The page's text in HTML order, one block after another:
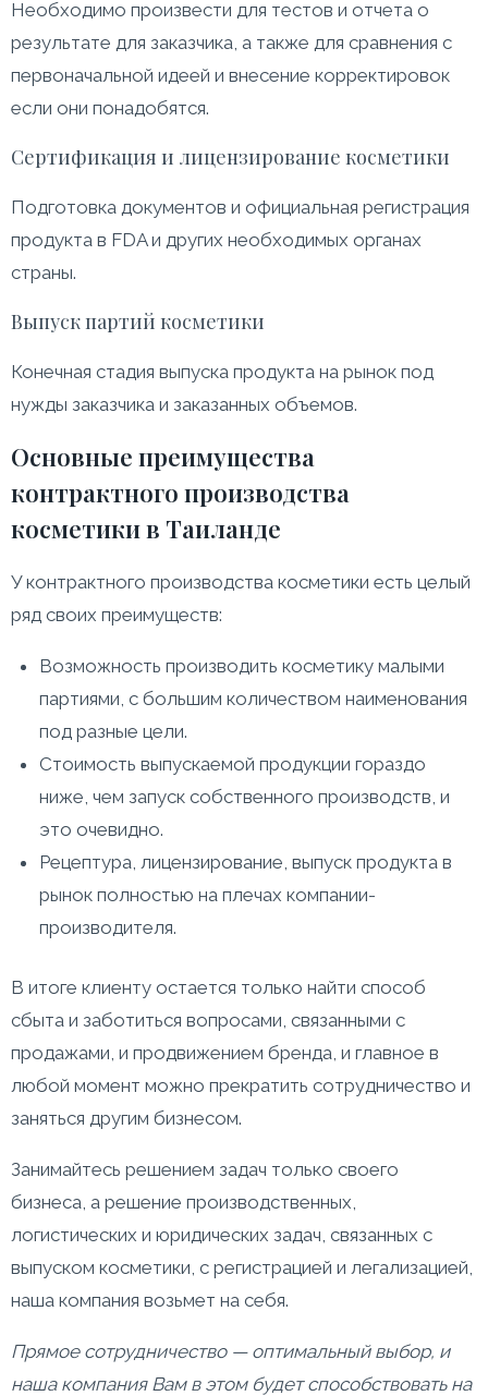
Необходимо произвести для тестов и отчета о
результате для заказчика, а также для сравнения с
первоначальной идеей и внесение корректировок
если они понадобятся.
Сертификация и лицензирование косметики
Подготовка документов и официальная регистрация
продукта в FDA и других необходимых органах
страны.
Выпуск партий косметики
Конечная стадия выпуска продукта на рынок под
нужды заказчика и заказанных объемов.
Основные преимущества
контрактного производства
косметики в Таиланде
У контрактного производства косметики есть целый
ряд своих преимуществ:
Возможность производить косметику малыми
партиями, с большим количеством наименования
под разные цели.
Стоимость выпускаемой продукции гораздо
ниже, чем запуск собственного производств, и
это очевидно.
Рецептура, лицензирование, выпуск продукта в
рынок полностью на плечах компании-
производителя.
В итоге клиенту остается только найти способ
сбыта и заботиться вопросами, связанными с
продажами, и продвижением бренда, и главное в
любой момент можно прекратить сотрудничество и
заняться другим бизнесом.
Занимайтесь решением задач только своего
бизнеса, а решение производственных,
логистических и юридических задач, связанных с
выпуском косметики, с регистрацией и легализацией,
наша компания возьмет на себя.
Прямое сотрудничество — оптимальный выбор, и
наша компания Вам в этом будет способствовать на